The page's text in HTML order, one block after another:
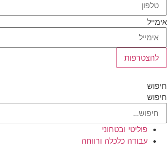
אימייל
להצטרפות
חיפוש
חיפוש
פוליטי ובטחוני
עבודה כלכלה ורווחה